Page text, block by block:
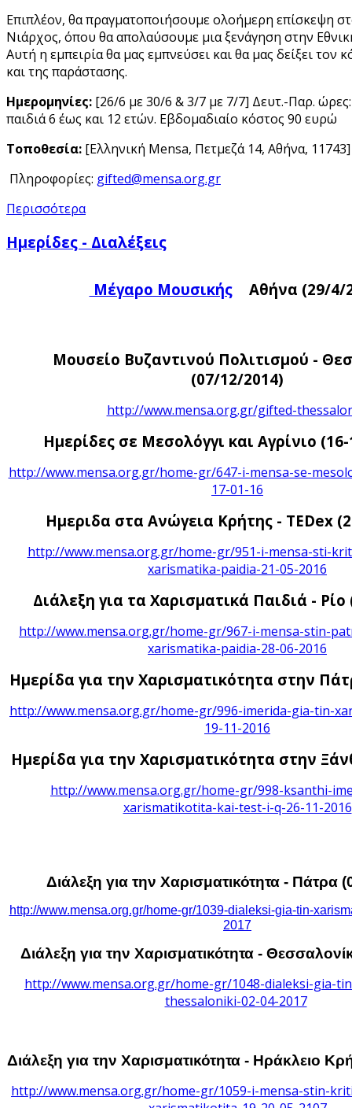
Επιπλέον, θα πραγματοποιήσουμε ολοήμερη επίσκεψη
Νιάρχος, όπου θα απολαύσουμε μια ξενάγηση στην
Αυτή η εμπειρία θα μας εμπνεύσει και θα μας δείξει τον
και της παράστασης.
Ημερομηνίες: [26/6 με 30/6 & 3/7 με 7/7] Δευτ.-Παρ.
παιδιά 6 έως και 12 ετών. Εβδομαδιαίο κόστος 90 ευρώ
Τοποθεσία: [Ελληνική Mensa, Πετμεζά 14, Αθήνα, 11743]
Πληροφορίες:
Περισσότερα
Ημερίδες - Διαλέξεις
Μέγαρο Μουσικής Αθήνα (29/4/
Μουσείο Βυζαντινού Πολιτισμού -
(07/12/2014)
http://www.mensa.org.gr/gifted-
Ημερίδες σε Μεσολόγγι και Αγρίνιο
http://www.mensa.org.gr/home-gr/647-i-mensa-se-
17-01-16
Ημεριδα στα Ανώγεια Κρήτης - TEDex
http://www.mensa.org.gr/home-gr/951-i-mensa-sti-
xarismatika-paidia-21-05-2016
Διάλεξη για τα Χαρισματικά Παιδιά -
http://www.mensa.org.gr/home-gr/967-i-mensa-stin-
xarismatika-paidia-28-06-2016
Ημερίδα για την Χαρισματικότητα στην
http://www.mensa.org.gr/home-gr/996-imerida-gia-tin-
19-11-2016
Ημερίδα για την Χαρισματικότητα στην
http://www.mensa.org.gr/home-gr/998-ksanthi-
xarismatikotita-kai-test-i-q-26-11-2016
Διάλεξη για την Χαρισματικότητα - Πάτρα
http://www.mensa.org.gr/home-gr/1039-dialeksi-gia-tin-
2017
Διάλεξη για την Χαρισματικότητα -
http://www.mensa.org.gr/home-gr/1048-dialeksi-gia-
thessaloniki-02-04-2017
Διάλεξη για την Χαρισματικότητα - Ηράκλειο
http://www.mensa.org.gr/home-gr/1059-i-mensa-stin-